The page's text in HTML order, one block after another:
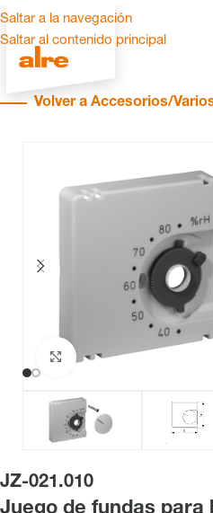
Saltar a la navegación
Saltar al contenido principal
Volver a Accesorios/
JZ-021.010
Juego de fundas para
Haga clic para ampliar